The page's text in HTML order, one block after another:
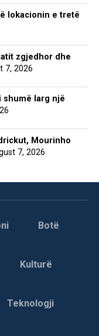
lokacionin e tretë
zgjedhor dhe
7, 2026
shumë larg një
Mourinho
7, 2026
Botë
Kulturë
Teknologji